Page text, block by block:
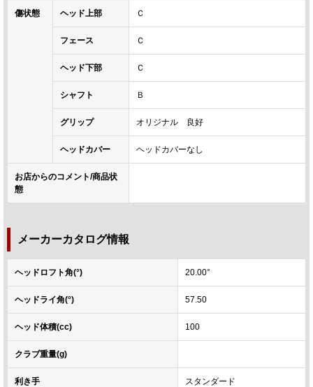
傷状態 ヘッド上部 Ｃ
フェース Ｃ
ヘッド下部 Ｃ
シャフト Ｂ
グリップ オリジナル 良好
ヘッドカバー ヘッドカバーなし
お店からのコメント/商品状
態
メーカーカタログ情報
ヘッドロフト角(°) 20.00°
ヘッドライ角(°) 57.50
ヘッド体積(cc) 100
クラブ重量(g)
利き手 スタンダード